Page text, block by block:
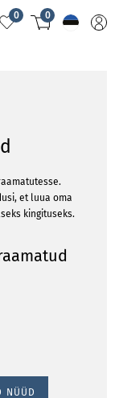
0 0
et luua oma
kingituseks.
NÜÜD